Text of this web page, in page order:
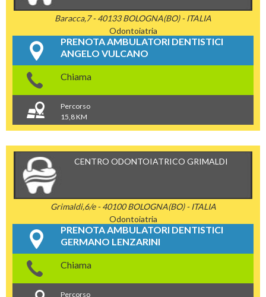
Baracca,7 - 40133 BOLOGNA(BO) - ITALIA
Odontoiatria
PRENOTA AMBULATORI DENTISTICI
ANGELO VULCANO
Chiama
Percorso
15,8 KM
CENTRO ODONTOIATRICO GRIMALDI
Grimaldi,6/e - 40100 BOLOGNA(BO) - ITALIA
Odontoiatria
PRENOTA AMBULATORI DENTISTICI
GERMANO LENZARINI
Chiama
Percorso